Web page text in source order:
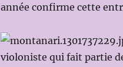
année confirme cette
violoniste qui fait partie